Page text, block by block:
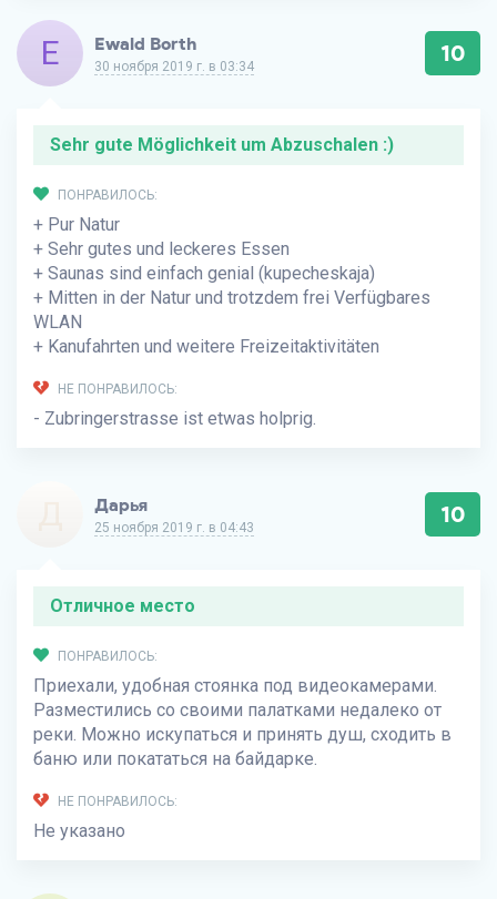
E Ewald Borth
30 ноября 2019 г. в 03:34 10
Sehr gute Möglichkeit um Abzuschalen :)
ПОНРАВИЛОСЬ:
+ Pur Natur
+ Sehr gutes und leckeres Essen
+ Saunas sind einfach genial (kupecheskaja)
+ Mitten in der Natur und trotzdem frei Verfügbares
WLAN
+ Kanufahrten und weitere Freizeitaktivitäten
НЕ ПОНРАВИЛОСЬ:
- Zubringerstrasse ist etwas holprig.
Дарья
25 ноября 2019 г. в 04:43 10
Отличное место
ПОНРАВИЛОСЬ:
Приехали, удобная стоянка под видеокамерами.
Разместились со своими палатками недалеко от
реки. Можно искупаться и принять душ, сходить в
баню или покататься на байдарке.
НЕ ПОНРАВИЛОСЬ:
Не указано